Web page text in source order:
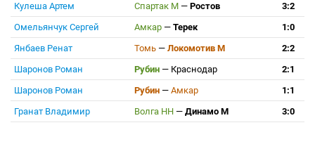
Кулеша Артем
Спартак М — Ростов
3:2
Омельянчук Сергей
Амкар — Терек
1:0
Янбаев Ренат
Томь — Локомотив М
2:2
Шаронов Роман
Рубин — Краснодар
2:1
Шаронов Роман
Рубин — Амкар
1:1
Гранат Владимир
Волга НН — Динамо М 3:0